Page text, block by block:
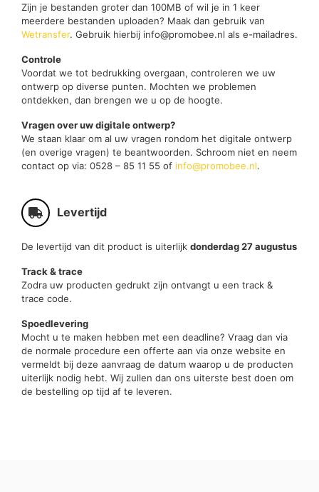
Zijn je bestanden groter dan 100MB of wil je in 1 keer
meerdere bestanden uploaden? Maak dan gebruik van
Wetransfer. Gebruik hierbij info@promobee.nl als e-mailadres.
Controle
Voordat we tot bedrukking overgaan, controleren we uw
ontwerp op diverse punten. Mochten we problemen
ontdekken, dan brengen we u op de hoogte.
Vragen over uw digitale ontwerp?
We staan klaar om al uw vragen rondom het digitale ontwerp
(en overige vragen) te beantwoorden. Schroom niet en neem
contact op via: 0528 – 85 11 55 of info@promobee.nl.
Levertijd
De levertijd van dit product is uiterlijk donderdag 27 augustus
Track & trace
Zodra uw producten gedrukt zijn ontvangt u een track &
trace code.
Spoedlevering
Mocht u te maken hebben met een deadline? Vraag dan via
de normale procedure een offerte aan via onze website en
vermeldt bij deze aanvraag de datum waarop u de producten
uiterlijk nodig hebt. Wij zullen dan ons uiterste best doen om
de bestelling op tijd af te leveren.